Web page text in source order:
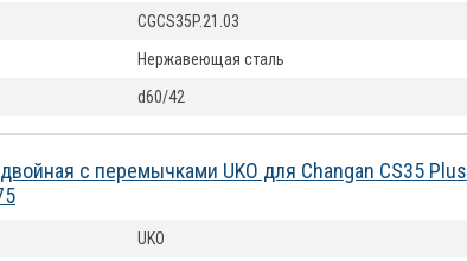
CGCS35P.21.03
Нержавеющая сталь
d60/42
с перемычками UKO для Changan CS35 Plus
UKO